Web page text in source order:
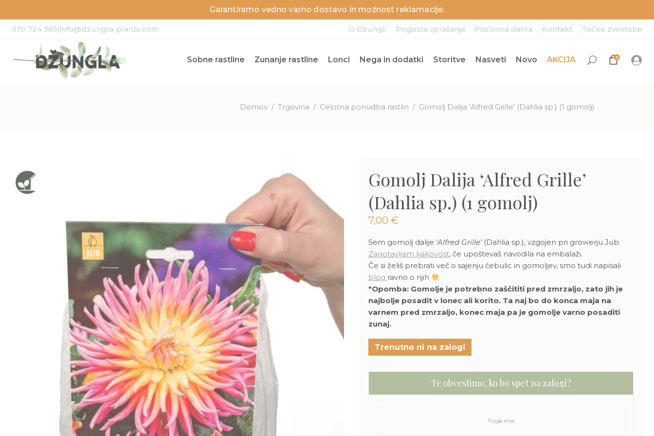
Garantiramo vedno varno dostavo in možnost reklamacije.
070 724 385|info@dzungla-plants.com O Džungli Pogosta vprašanja Poslovna darila Kontakt Točke zvestobe
Sobne rastline Zunanje rastline Lonci Nega in dodatki Storitve Nasveti Novo AKCIJA 0
Domov / Trgovina / Celotna ponudba rastlin / Gomolj Dalija ‘Alfred Grille’ (Dahlia sp.) (1 gomolj)
Gomolj Dalija ‘Alfred Grille’
(Dahlia sp.) (1 gomolj)
7,00 €
Sem gomolj dalije ‘Alfred Grille’(Dahlia sp.), vzgojen pri growerju Jub.
Zagotavljam kakovost, če upoštevaš navodila na embalaži.
Če si želiš prebrati več o sajenju čebulic in gomoljev, smo tudi napisali
blog ravno o njih
*Opomba: Gomolje je potrebno zaščititi pred zmrzaljo, zato jih je
najbolje posadit v lonec ali korito. Ta naj bo do konca maja na
varnem pred zmrzaljo, konec maja pa je gomolje varno posaditi
zunaj.
Trenutno ni na zalogi
Te obvestimo, ko bo spet na zalogi?